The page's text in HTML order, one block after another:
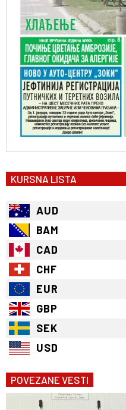
KURSNA LISTA
AUD
BAM
CAD
CHF
EUR
GBP
SEK
USD
POVEZANE VESTI